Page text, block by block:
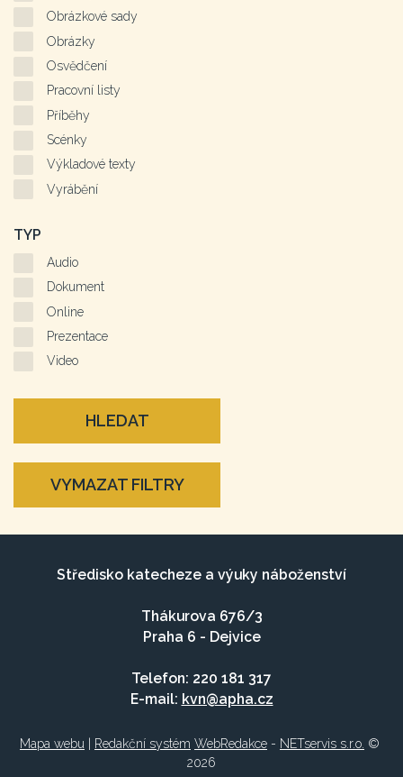
Obrázkové sady
Obrázky
Osvědčení
Pracovní listy
Příběhy
Scénky
Výkladové texty
Vyrábění
TYP
Audio
Dokument
Online
Prezentace
Video
HLEDAT
VYMAZAT FILTRY
Středisko katecheze a výuky náboženství
Thákurova 676/3
Praha 6 - Dejvice
Telefon: 220 181 317
E-mail: kvn@apha.cz
Mapa webu Redakční systém WebRedakce - NETservis s.r.o. ©
2026